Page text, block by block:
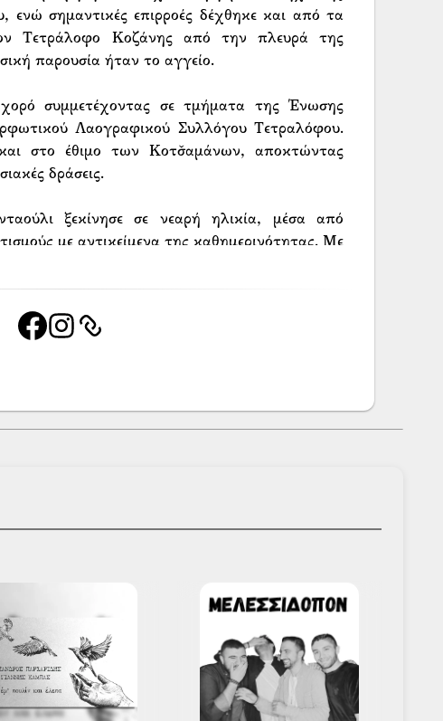
σημαντικές επιρροές δέχθηκε και από τα
Τετράλοφο Κοζάνης από την πλευρά της
παρουσία ήταν το αγγείο.
συμμετέχοντας σε τμήματα της Ένωσης
Λαογραφικού Συλλόγου Τετραλόφου.
στο έθιμο των Κοτσ̌αμάνων, αποκτώντας
δράσεις.
ξεκίνησε σε νεαρή ηλικία, μέσα από
με αντικείμενα της καθημερινότητας. Με
με χορευτικά συγκροτήματα και σε
του, σε ραδιοφωνικές εκπομπές, γάμους